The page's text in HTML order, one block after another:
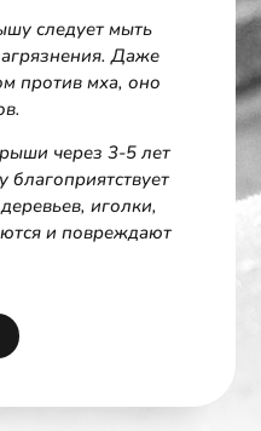
следует мыть
Даже
против мха, оно
через 3-5 лет
благоприятствует
иголки,
и повреждают